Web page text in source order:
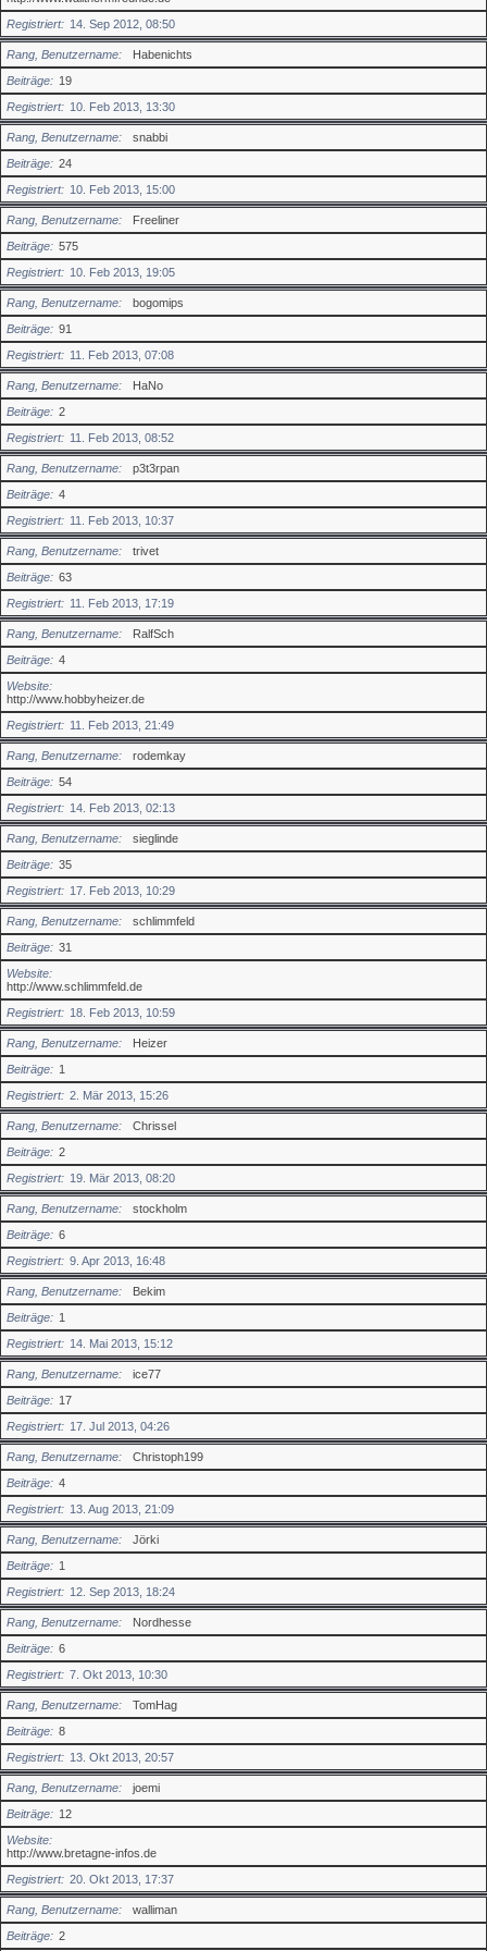
Registriert
14. Sep 2012, 08:50
Rang, Benutzername
Habenichts
Beiträge
19
Registriert
10. Feb 2013, 13:30
Rang, Benutzername
snabbi
Beiträge
24
Registriert
10. Feb 2013, 15:00
Rang, Benutzername
Freeliner
Beiträge
575
Registriert
10. Feb 2013, 19:05
Rang, Benutzername
bogomips
Beiträge
91
Registriert
11. Feb 2013, 07:08
Rang, Benutzername
HaNo
Beiträge
2
Registriert
11. Feb 2013, 08:52
Rang, Benutzername
p3t3rpan
Beiträge
4
Registriert
11. Feb 2013, 10:37
Rang, Benutzername
trivet
Beiträge
63
Registriert
11. Feb 2013, 17:19
Rang, Benutzername
RalfSch
Beiträge
4
Website
http://www.hobbyheizer.de
Registriert
11. Feb 2013, 21:49
Rang, Benutzername
rodemkay
Beiträge
54
Registriert
14. Feb 2013, 02:13
Rang, Benutzername
sieglinde
Beiträge
35
Registriert
17. Feb 2013, 10:29
Rang, Benutzername
schlimmfeld
Beiträge
31
Website
http://www.schlimmfeld.de
Registriert
18. Feb 2013, 10:59
Rang, Benutzername
Heizer
Beiträge
1
Registriert
2. Mär 2013, 15:26
Rang, Benutzername
Chrissel
Beiträge
2
Registriert
19. Mär 2013, 08:20
Rang, Benutzername
stockholm
Beiträge
6
Registriert
9. Apr 2013, 16:48
Rang, Benutzername
Bekim
Beiträge
1
Registriert
14. Mai 2013, 15:12
Rang, Benutzername
ice77
Beiträge
17
Registriert
17. Jul 2013, 04:26
Rang, Benutzername
Christoph199
Beiträge
4
Registriert
13. Aug 2013, 21:09
Rang, Benutzername
Jörki
Beiträge
1
Registriert
12. Sep 2013, 18:24
Rang, Benutzername
Nordhesse
Beiträge
6
Registriert
7. Okt 2013, 10:30
Rang, Benutzername
TomHag
Beiträge
8
Registriert
13. Okt 2013, 20:57
Rang, Benutzername
joemi
Beiträge
12
Website
http://www.bretagne-infos.de
Registriert
20. Okt 2013, 17:37
Rang, Benutzername
walliman
Beiträge
2